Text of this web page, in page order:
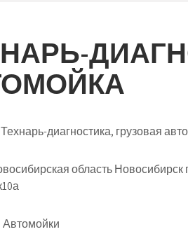
Технарь-диагностика, грузовая
область
Автомойки